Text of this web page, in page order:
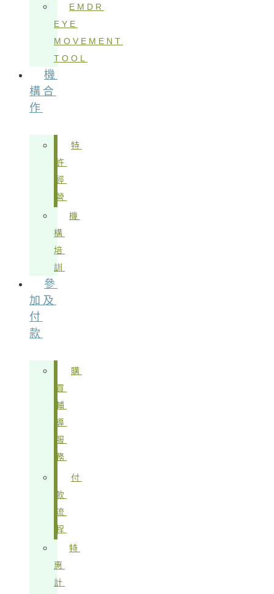
EMDR
EYE
MOVEMENT
TOOL
機
構合
作
特
許
經
營
機
構
培
訓
參
加及
付
款
購
買
輔
導
服
務
付
款
流
程
特
惠
計